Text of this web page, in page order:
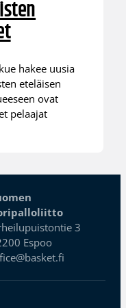
hakee uusia
eteläisen
ovat
pelaajat
3
Espoo